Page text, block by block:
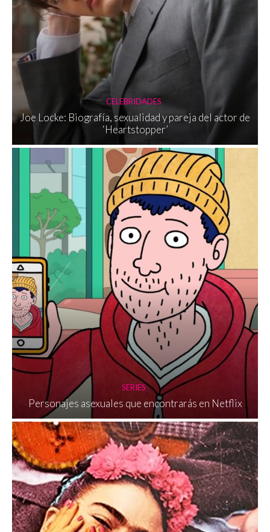
CELEBRIDADES
Joe Locke: Biografía, sexualidad y pareja del actor de
‘Heartstopper’
SERIES
Personajes asexuales que encontrarás en Netflix